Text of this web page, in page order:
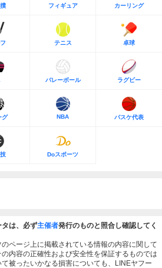
フィギュア カーリング
テニス 卓球
バレーボール ラグビー
グ NBA バスケ代表
Doスポーツ
は、必ず主催者発行のものと照合し確認してく
ページ上に掲載されている情報の内容に関して
内容の正確性および安全性を保証するものでは
被ったいかなる損害についても、LINEヤフー